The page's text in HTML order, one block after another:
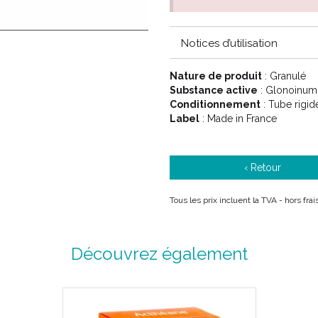
15CH Orange
30CH Violet
gynécologie.
d'extrasystoles et de palpitations.
Notices d’utilisation
Nature de produit : Granulé
Substance active :
Conditionnement : Tube
Label : Made in France
‹ Retour
Tous les prix incluent la TVA - hors
Découvrez également